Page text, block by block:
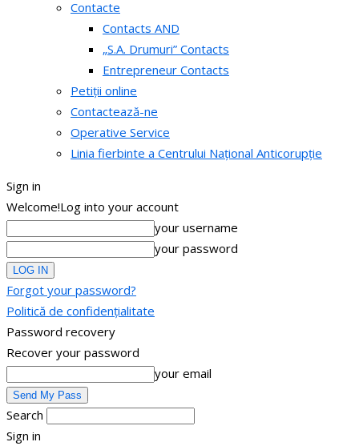
Contacte
Contacts AND
„S.A. Drumuri” Contacts
Entrepreneur Contacts
Petiții online
Contactează-ne
Operative Service
Linia fierbinte a Centrului Național Anticorupție
Sign in
Welcome!Log into your account
your username
your password
Forgot your password?
Politică de confidențialitate
Password recovery
Recover your password
your email
Search
Sign in